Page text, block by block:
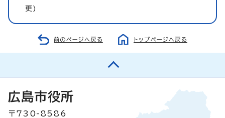
更)
前のページへ戻る トップページへ戻る
広島市役所
〒730-8586